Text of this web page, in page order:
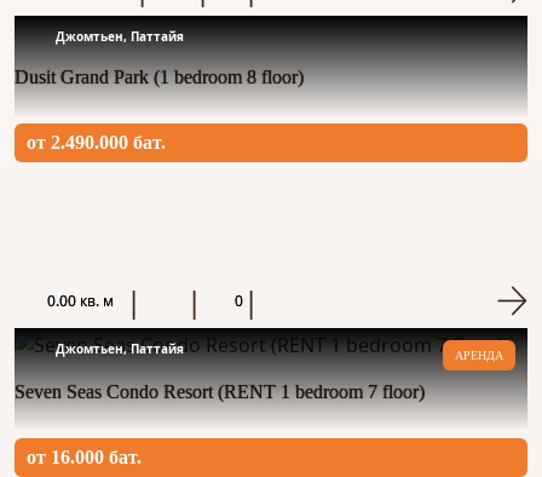
Джомтьен, Паттайя
Dusit Grand Park (1 bedroom 8 floor)
от 2.490.000 бат.
0.00 кв. м 0
Джомтьен, Паттайя АРЕНДА
Seven Seas Condo Resort (RENT 1 bedroom 7 floor)
от 16.000 бат.